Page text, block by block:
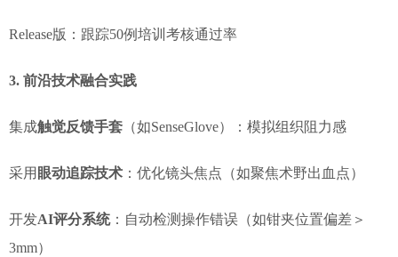
Release版：跟踪50例培训考核通过率
3. 前沿技术融合实践
集成触觉反馈手套 （如SenseGlove）：模拟组织阻力感
采用 眼动追踪技术 ：优化镜头焦点（如聚焦术野出血点）
开发AI评分系统：自动检测操作错误（如钳夹位置偏差＞
3mm）